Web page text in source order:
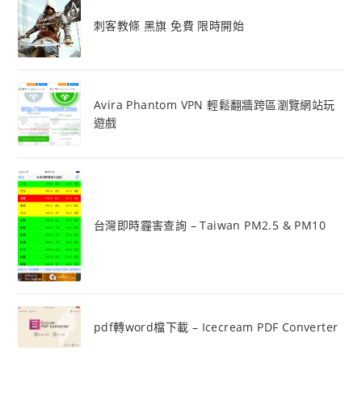
刺客教條 黑旗 免費 限時開始
Avira Phantom VPN 輕鬆翻牆跨區瀏覽網站玩
遊戲
台灣即時霾害查詢 – Taiwan PM2.5 & PM10
pdf轉word檔下載 – Icecream PDF Converter